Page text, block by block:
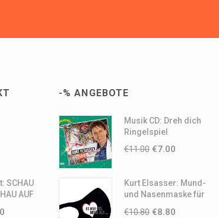
SCHAU
AUF
-% ANGEBOTE
Musik CD: Dreh dich
Ringelspiel
€11.00 €7.00
Kurt Elsasser: Mund-
und Nasenmaske für
€10.80 €8.80